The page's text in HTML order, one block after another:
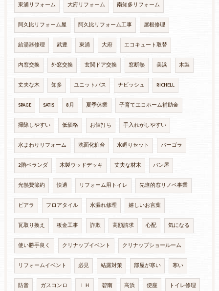
東浦リフォーム 大府リフォーム 南知多リフォーム
阿久比リフォーム屋 阿久比リフォーム工事 屋根修理
給湯器修理 武豊 東浦 大府 エコキュート取替
内窓交換 外窓交換 玄関ドア交換 窓断熱 美浜 木製
丈夫な木 知多 ユニットバス ナビッシュ RICHELL
SPAGE SATIS 8月 夏季休業 子育てエコホーム補助金
掃除しやすい 低価格 お値打ち 手入れがしやすい
水まわりリフォーム 洗面化粧台 水廻りセット パーゴラ
2階ベランダ 木製ウッドデッキ 丈夫な材木 パン屋
光熱費節約 快適 リフォーム用トイレ 先進的窓リノベ事業
ピアラ フロアタイル 水漏れ修理 嬉しいお言葉
瓦取り換え 板金工事 詐欺 高額請求 心配 気になる
使い勝手良く クリナップイベント クリナップショールーム
リフォームイベント 必見 結露対策 部屋が寒い 寒い
防音 ガスコンロ ＩＨ 碧南 高浜 便座 トイレ修理